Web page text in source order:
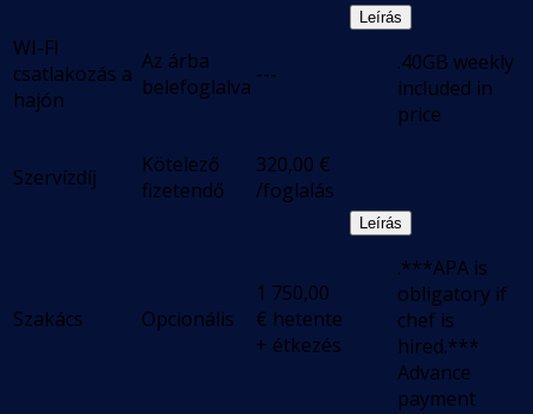
WI-FI
csatlakozás a
hajón
Az árba
belefoglalva ---
Leírás
.40GB weekly
included in
price
Szervízdíj
Kötelező
fizetendő
320,00 €
/foglalás
Szakács Opcionális
1 750,00
€ hetente
+ étkezés
Leírás
.***APA is
obligatory if
chef is
hired.***
Advance
payment